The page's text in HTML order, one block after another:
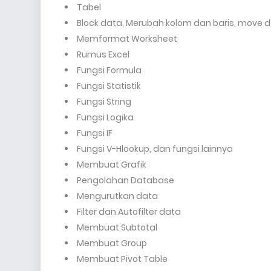
Tabel
Block data, Merubah kolom dan baris, move
Memformat Worksheet
Rumus Excel
Fungsi Formula
Fungsi Statistik
Fungsi String
Fungsi Logika
Fungsi IF
Fungsi V-Hlookup, dan fungsi lainnya
Membuat Grafik
Pengolahan Database
Mengurutkan data
Filter dan Autofilter data
Membuat Subtotal
Membuat Group
Membuat Pivot Table